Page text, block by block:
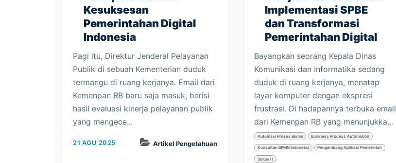
Kesuksesan
Pemerintahan Digital
Indonesia
Pagi itu, Direktur Jenderal Pelayanan
Publik di sebuah Kementerian duduk
termangu di ruang kerjanya. Email dari
Kemenpan RB baru saja masuk, berisi
hasil evaluasi kinerja pelayanan publik
yang mengece...
21 AGU 2025 Artikel Pengetahuan
Implementasi SPBE
dan Transformasi
Pemerintahan Digital
Bayangkan seorang Kepala Dinas
Komunikasi dan Informatika sedang
duduk di ruang kerjanya, menatap
layar komputer dengan ekspresi
frustrasi. Di hadapannya terbuka email
dari Kemenpan RB yang menunjukka...
Automasi Proses Bisnis Business Process Automation
Konsultan BPMN Indonesia Pengembang Aplikasi Pemerintah
Solusi IT